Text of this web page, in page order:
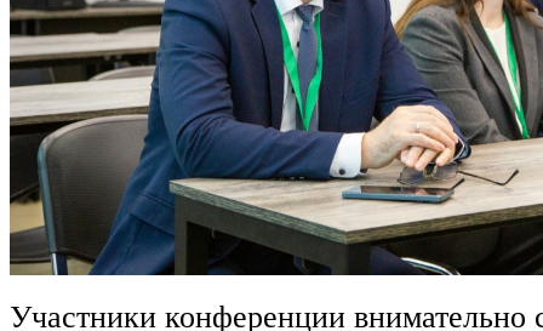
Участники конференции